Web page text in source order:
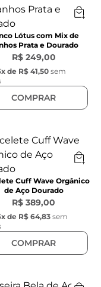
Lótus com Mix de
Prata e Dourado
R$ 249,00
x de R$ 41,50 sem
COMPRAR
Cuff Wave Orgânico
de Aço Dourado
R$ 389,00
x de R$ 64,83 sem
COMPRAR